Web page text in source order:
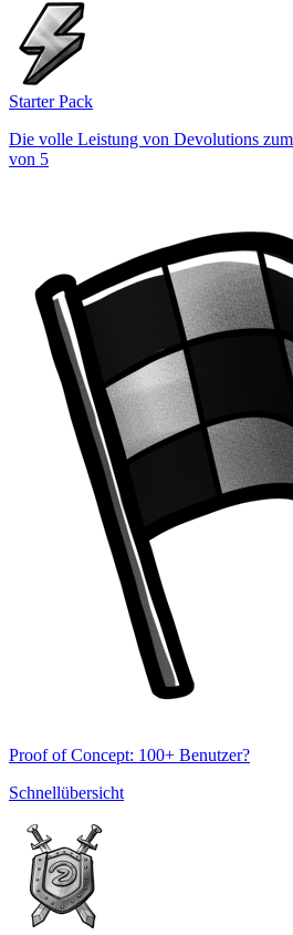
Starter Pack
Die volle Leistung von Devolutions
von 5
Proof of Concept: 100+ Benutzer?
Schnellübersicht